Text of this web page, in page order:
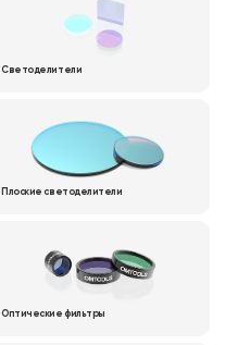
Светоделители
Плоские светоделители
Оптические фильтры